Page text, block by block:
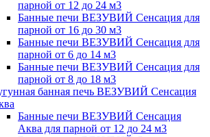
парной от 12 до 24 м3
Банные печи ВЕЗУВИЙ Сенсация для
парной от 16 до 30 м3
Банные печи ВЕЗУВИЙ Сенсация для
парной от 6 до 14 м3
Банные печи ВЕЗУВИЙ Сенсация для
парной от 8 до 18 м3
банная печь ВЕЗУВИЙ Сенсация
Банные печи ВЕЗУВИЙ Сенсация
Аква для парной от 12 до 24 м3